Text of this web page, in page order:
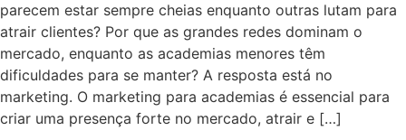
parecem estar sempre cheias enquanto outras lutam para
atrair clientes? Por que as grandes redes dominam o
mercado, enquanto as academias menores têm
dificuldades para se manter? A resposta está no
marketing. O marketing para academias é essencial para
criar uma presença forte no mercado, atrair e […]